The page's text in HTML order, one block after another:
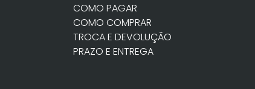
COMO PAGAR
COMO COMPRAR
TROCA E DEVOLUÇÃO
PRAZO E ENTREGA